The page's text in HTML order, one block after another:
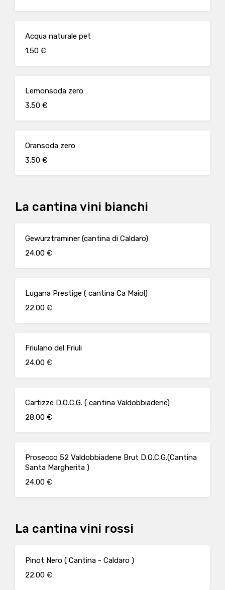
Acqua naturale pet
1.50 €
Lemonsoda zero
3.50 €
Oransoda zero
3.50 €
La cantina vini bianchi
Gewurztraminer (cantina di Caldaro)
24.00 €
Lugana Prestige ( cantina Ca Maiol)
22.00 €
Friulano del Friuli
24.00 €
Cartizze D.O.C.G. ( cantina Valdobbiadene)
28.00 €
Prosecco 52 Valdobbiadene Brut D.O.C.G.(Cantina
Santa Margherita )
24.00 €
La cantina vini rossi
Pinot Nero ( Cantina - Caldaro )
22.00 €